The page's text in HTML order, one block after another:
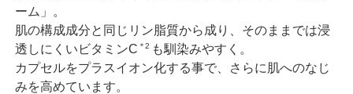
ーム」。
肌の構成成分と同じリン脂質から成り、そのままでは浸
透しにくいビタミンC ＊2 も馴染みやすく。
カプセルをプラスイオン化する事で、さらに肌へのなじ
みを高めています。